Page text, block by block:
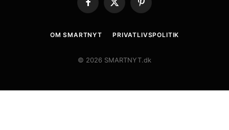
Facebook
X
Pinterest
OM SMARTNYT PRIVATLIVSPOLITIK
© 2026 SMARTNYT.dk